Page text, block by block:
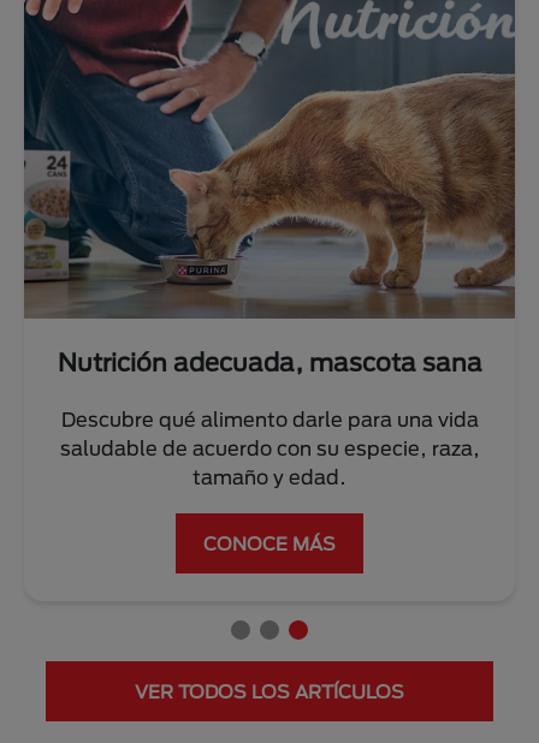
Next
Entrena a tu perro o gato
Conoce los mejores tips de nuestros
para su correcto adiestramiento.
VER MÁS
VER TODOS LOS ARTÍCULOS